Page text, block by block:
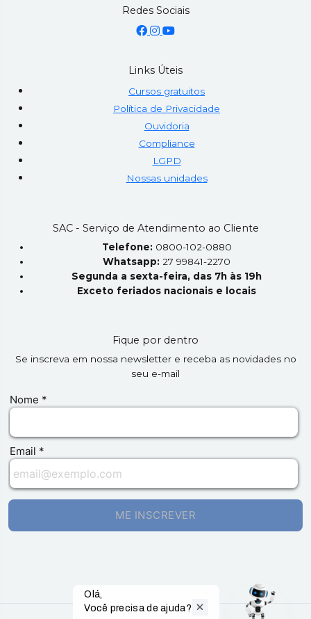
Redes Sociais
Links Úteis
Cursos gratuitos
Política de Privacidade
Ouvidoria
Compliance
LGPD
Nossas unidades
SAC - Serviço de Atendimento ao Cliente
Telefone: 0800-102-0880
Whatsapp: 27 99841-2270
Segunda a sexta-feira, das 7h às 19h
Exceto feriados nacionais e locais
Fique por dentro
Se inscreva em nossa newsletter e receba as novidades no
seu e-mail
Olá,
Você precisa de ajuda?